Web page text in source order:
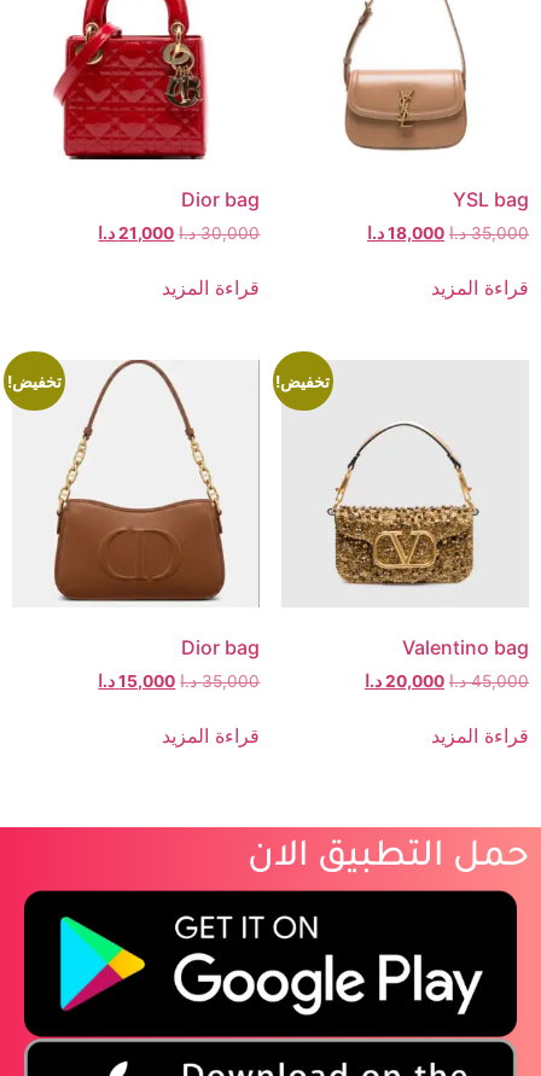
YSL bag
35,000 د.ا 18,000د.ا
قراءة المزيد
Dior bag
30,000 د.ا 21,000 د.ا
قراءة المزيد
تخفيض!
Valentino bag
45,000 د.ا 20,000د.ا
قراءة المزيد
تخفيض!
Dior bag
35,000 د.ا 15,000 د.ا
قراءة المزيد
حمل التطبيق الان